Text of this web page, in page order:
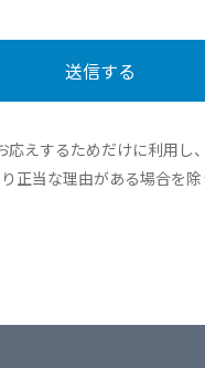
送信する
えするためだけに利用し
正当な理由がある場合を